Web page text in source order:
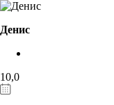
Денис
10,0